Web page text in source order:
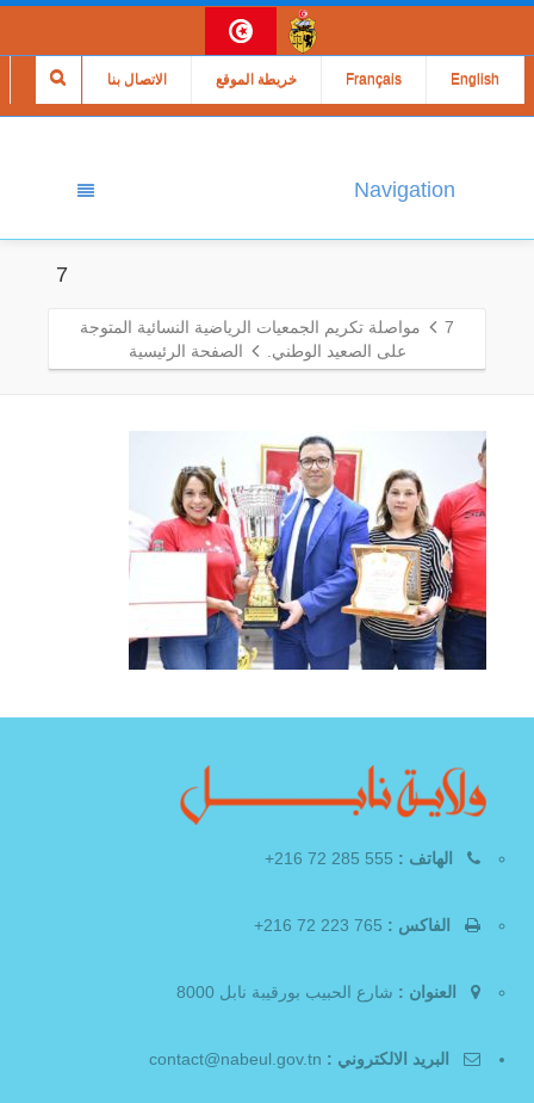
الاتصال بنا خريطة الموقع Français English
Navigation
7
7
مواصلة تكريم الجمعيات الرياضية النسائية المتوجة
على الصعيد الوطني.
الصفحة الرئيسية
الهاتف :
الفاكس :
العنوان : شارع الحبيب بورقيبة نابل 8000
البريد الالكتروني :